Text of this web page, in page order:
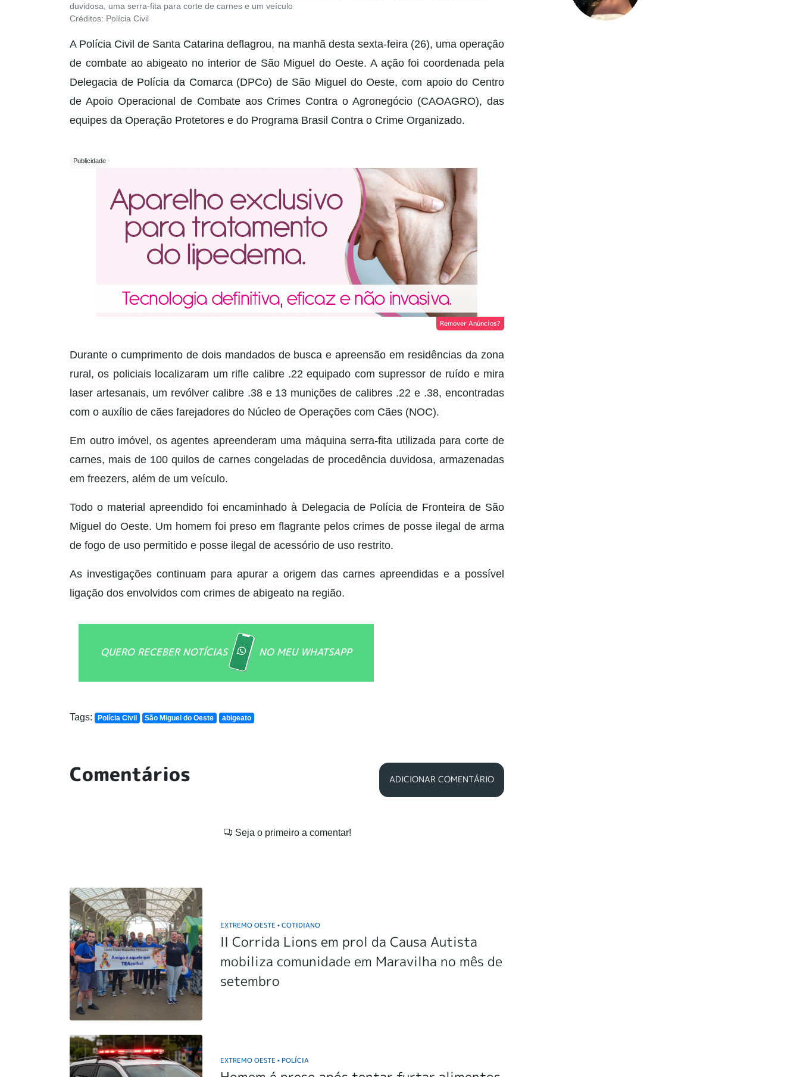
duvidosa, uma serra-fita para corte de carnes e um veículo
Créditos: Polícia Civil
A Polícia Civil de Santa Catarina deflagrou, na manhã desta sexta-feira (26), uma operação
de combate ao abigeato no interior de São Miguel do Oeste. A ação foi coordenada pela
Delegacia de Polícia da Comarca (DPCo) de São Miguel do Oeste, com apoio do Centro
de Apoio Operacional de Combate aos Crimes Contra o Agronegócio (CAOAGRO), das
equipes da Operação Protetores e do Programa Brasil Contra o Crime Organizado.
Remover Anúncios?
Durante o cumprimento de dois mandados de busca e apreensão em residências da zona
rural, os policiais localizaram um rifle calibre .22 equipado com supressor de ruído e mira
laser artesanais, um revólver calibre .38 e 13 munições de calibres .22 e .38, encontradas
com o auxílio de cães farejadores do Núcleo de Operações com Cães (NOC).
Em outro imóvel, os agentes apreenderam uma máquina serra-fita utilizada para corte de
carnes, mais de 100 quilos de carnes congeladas de procedência duvidosa, armazenadas
em freezers, além de um veículo.
Todo o material apreendido foi encaminhado à Delegacia de Polícia de Fronteira de São
Miguel do Oeste. Um homem foi preso em flagrante pelos crimes de posse ilegal de arma
de fogo de uso permitido e posse ilegal de acessório de uso restrito.
As investigações continuam para apurar a origem das carnes apreendidas e a possível
ligação dos envolvidos com crimes de abigeato na região.
QUERO RECEBER NOTÍCIAS NO MEU WHATSAPP
Tags: Polícia Civil São Miguel do Oeste abigeato
Comentários ADICIONAR COMENTÁRIO
Seja o primeiro a comentar!
EXTREMO OESTE• COTIDIANO
II Corrida Lions em prol da Causa Autista
mobiliza comunidade em Maravilha no mês de
setembro
EXTREMO OESTE• POLÍCIA